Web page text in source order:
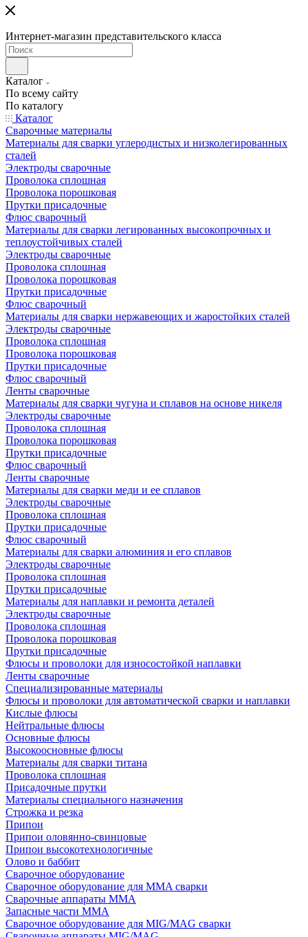
Интернет-магазин представительского класса
Каталог
По всему сайту
По каталогу
Каталог
Сварочные материалы
Материалы для сварки углеродистых и низколегированных
сталей
Электроды сварочные
Проволока сплошная
Проволока порошковая
Прутки присадочные
Флюс сварочный
Материалы для сварки легированных высокопрочных и
теплоустойчивых сталей
Электроды сварочные
Проволока сплошная
Проволока порошковая
Прутки присадочные
Флюс сварочный
Материалы для сварки нержавеющих и жаростойких сталей
Электроды сварочные
Проволока сплошная
Проволока порошковая
Прутки присадочные
Флюс сварочный
Ленты сварочные
Материалы для сварки чугуна и сплавов на основе никеля
Электроды сварочные
Проволока сплошная
Проволока порошковая
Прутки присадочные
Флюс сварочный
Ленты сварочные
Материалы для сварки меди и ее сплавов
Электроды сварочные
Проволока сплошная
Прутки присадочные
Флюс сварочный
Материалы для сварки алюминия и его сплавов
Электроды сварочные
Проволока сплошная
Прутки присадочные
Материалы для наплавки и ремонта деталей
Электроды сварочные
Проволока сплошная
Проволока порошковая
Прутки присадочные
Флюсы и проволоки для износостойкой наплавки
Ленты сварочные
Специализированные материалы
Флюсы и проволоки для автоматической сварки и наплавки
Кислые флюсы
Нейтральные флюсы
Основные флюсы
Высокоосновные флюсы
Материалы для сварки титана
Проволока сплошная
Присадочные прутки
Материалы специального назначения
Строжка и резка
Припои
Припои оловянно-свинцовые
Припои высокотехнологичные
Олово и баббит
Сварочное оборудование
Сварочное оборудование для MMA сварки
Сварочные аппараты MMA
Запасные части MMA
Сварочное оборудование для MIG/MAG сварки